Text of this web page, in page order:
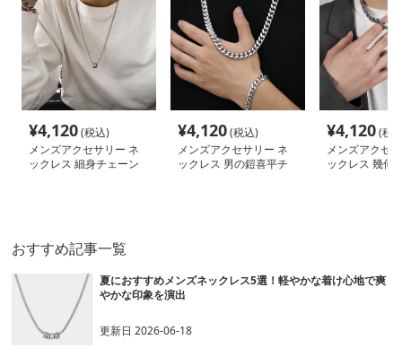
¥4,120(税込)
メンズアクセサリー ネ
ックレス 細身チェーン
¥4,120(税込)
メンズアクセサリー ネ
ックレス 男の鎧喜平チ
¥4,120(税
メンズアクセ
ックレス 幾何
おすすめ記事一覧
夏におすすめメンズネックレス5選！軽やかな着け心地で爽
やかな印象を演出
更新日2026-06-18